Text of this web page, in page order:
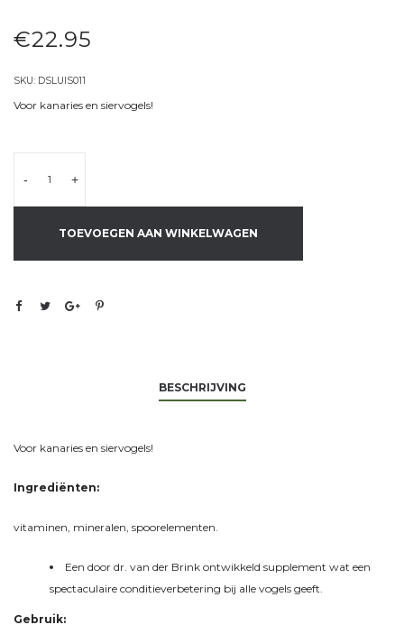
€22.95
SKU: DSLUIS011
Voor kanaries en siervogels!
- +
TOEVOEGEN AAN WINKELWAGEN
BESCHRIJVING
Voor kanaries en siervogels!
Ingrediënten:
vitaminen, mineralen, spoorelementen.
Een door dr. van der Brink ontwikkeld supplement wat een
spectaculaire conditieverbetering bij alle vogels geeft.
Gebruik: